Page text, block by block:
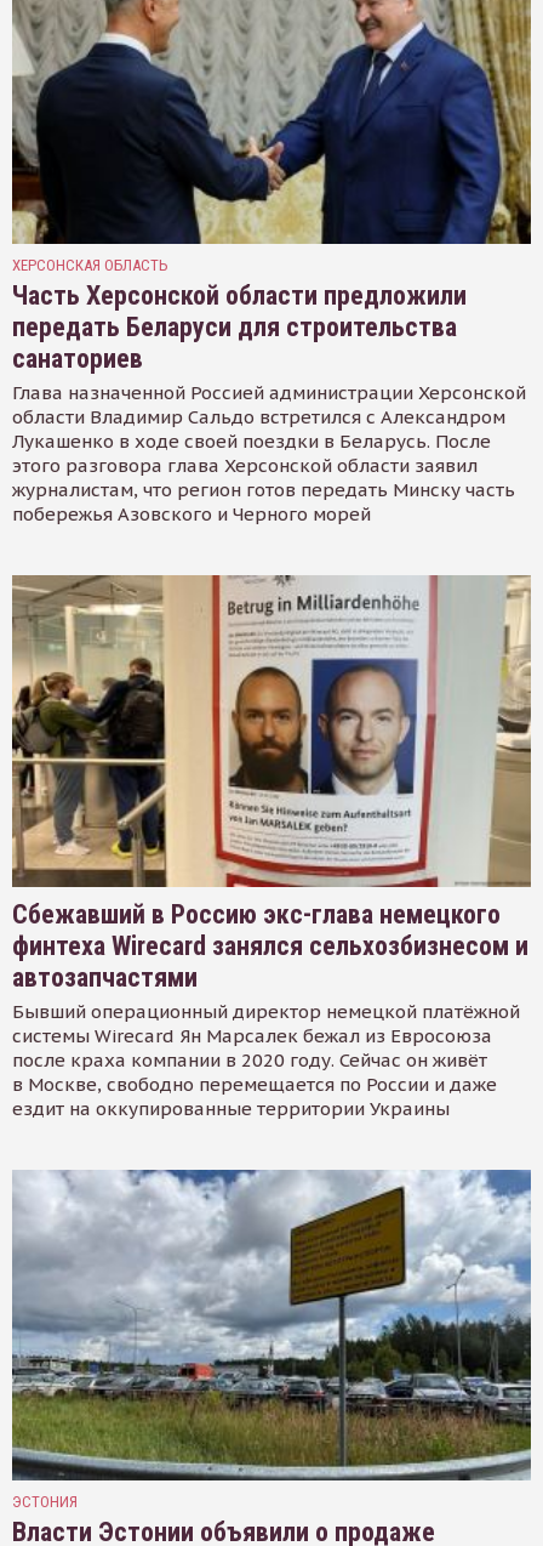
ХЕРСОНСКАЯ ОБЛАСТЬ
Часть Херсонской области предложили
передать Беларуси для строительства
санаториев
Глава назначенной Россией администрации Херсонской
области Владимир Сальдо встретился с Александром
Лукашенко в ходе своей поездки в Беларусь. После
этого разговора глава Херсонской области заявил
журналистам, что регион готов передать Минску часть
побережья Азовского и Черного морей
Сбежавший в Россию экс-глава немецкого
финтеха Wirecard занялся сельхозбизнесом и
автозапчастями
Бывший операционный директор немецкой платёжной
системы Wirecard Ян Марсалек бежал из Евросоюза
после краха компании в 2020 году. Сейчас он живёт
в Москве, свободно перемещается по России и даже
ездит на оккупированные территории Украины
ЭСТОНИЯ
Власти Эстонии объявили о продаже